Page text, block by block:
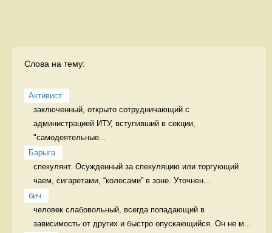
Слова на тему:
Активист
заключенный, открыто сотрудничающий с
администрацией ИТУ, вступивший в секции,
"самодеятельные...
Барыга
спекулянт. Осужденный за спекуляцию или торгующий
чаем, сигаретами, “колесами” в зоне. Уточнен...
бич
человек слабовольный, всегда попадающий в
зависимость от других и быстро опускающийся. Он не м...